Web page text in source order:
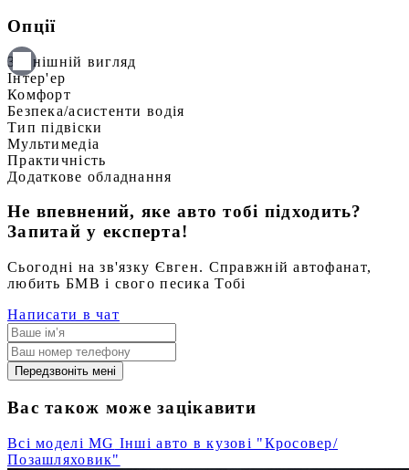
Опції
Зовнішній вигляд
Інтер'ер
Комфорт
Безпека/асистенти водія
Тип підвіски
Мультимедіа
Практичність
Додаткове обладнання
Не впевнений, яке авто тобі підходить?
Запитай у експерта!
Сьогодні на зв'язку Євген. Справжній автофанат,
любить БМВ і свого песика Тобі
Написати в чат
Передзвоніть мені
Вас також може зацікавити
Всі моделі MG Інші авто в кузові "Кросовер/
Позашляховик"